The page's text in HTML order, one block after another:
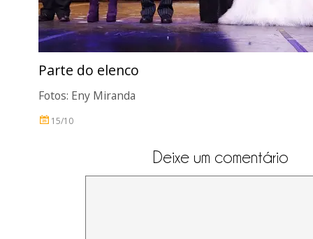
Parte do elenco
Fotos: Eny Miranda
15/10
Deixe um comentário